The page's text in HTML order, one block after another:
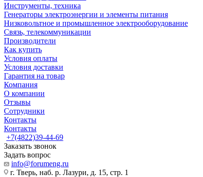
Инструменты, техника
Генераторы электроэнергии и элементы питания
Низковольтное и промышленное электрооборудование
Связь, телекоммуникации
Производители
Как купить
Условия оплаты
Условия доставки
Гарантия на товар
Компания
О компании
Отзывы
Сотрудники
Контакты
Контакты
+7(4822)39-44-69
Заказать звонок
Задать вопрос
info@forumeng.ru
г. Тверь, наб. р. Лазури, д. 15, стр. 1